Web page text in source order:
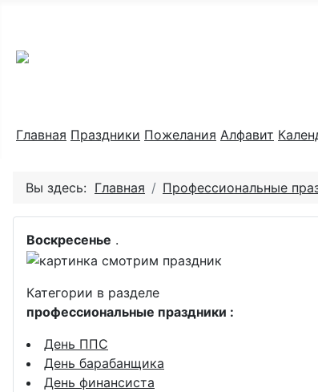
Главная Праздники Пожелания Алфавит
Вы здесь: Главная Профессиональные
Воскресенье .
Категории в разделе
профессиональные праздники :
День ППС
День барабанщика
День финансиста